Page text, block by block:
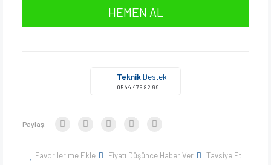
HEMEN AL
Teknik Destek
0544 475 82 99
Paylaş:
Favorilerime Ekle Fiyatı Düşünce Haber Ver Tavsiye Et